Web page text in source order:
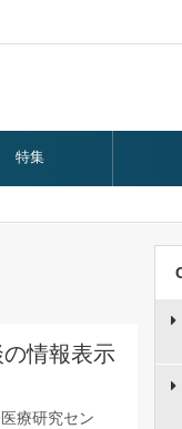
特集
情報表示
療研究セン